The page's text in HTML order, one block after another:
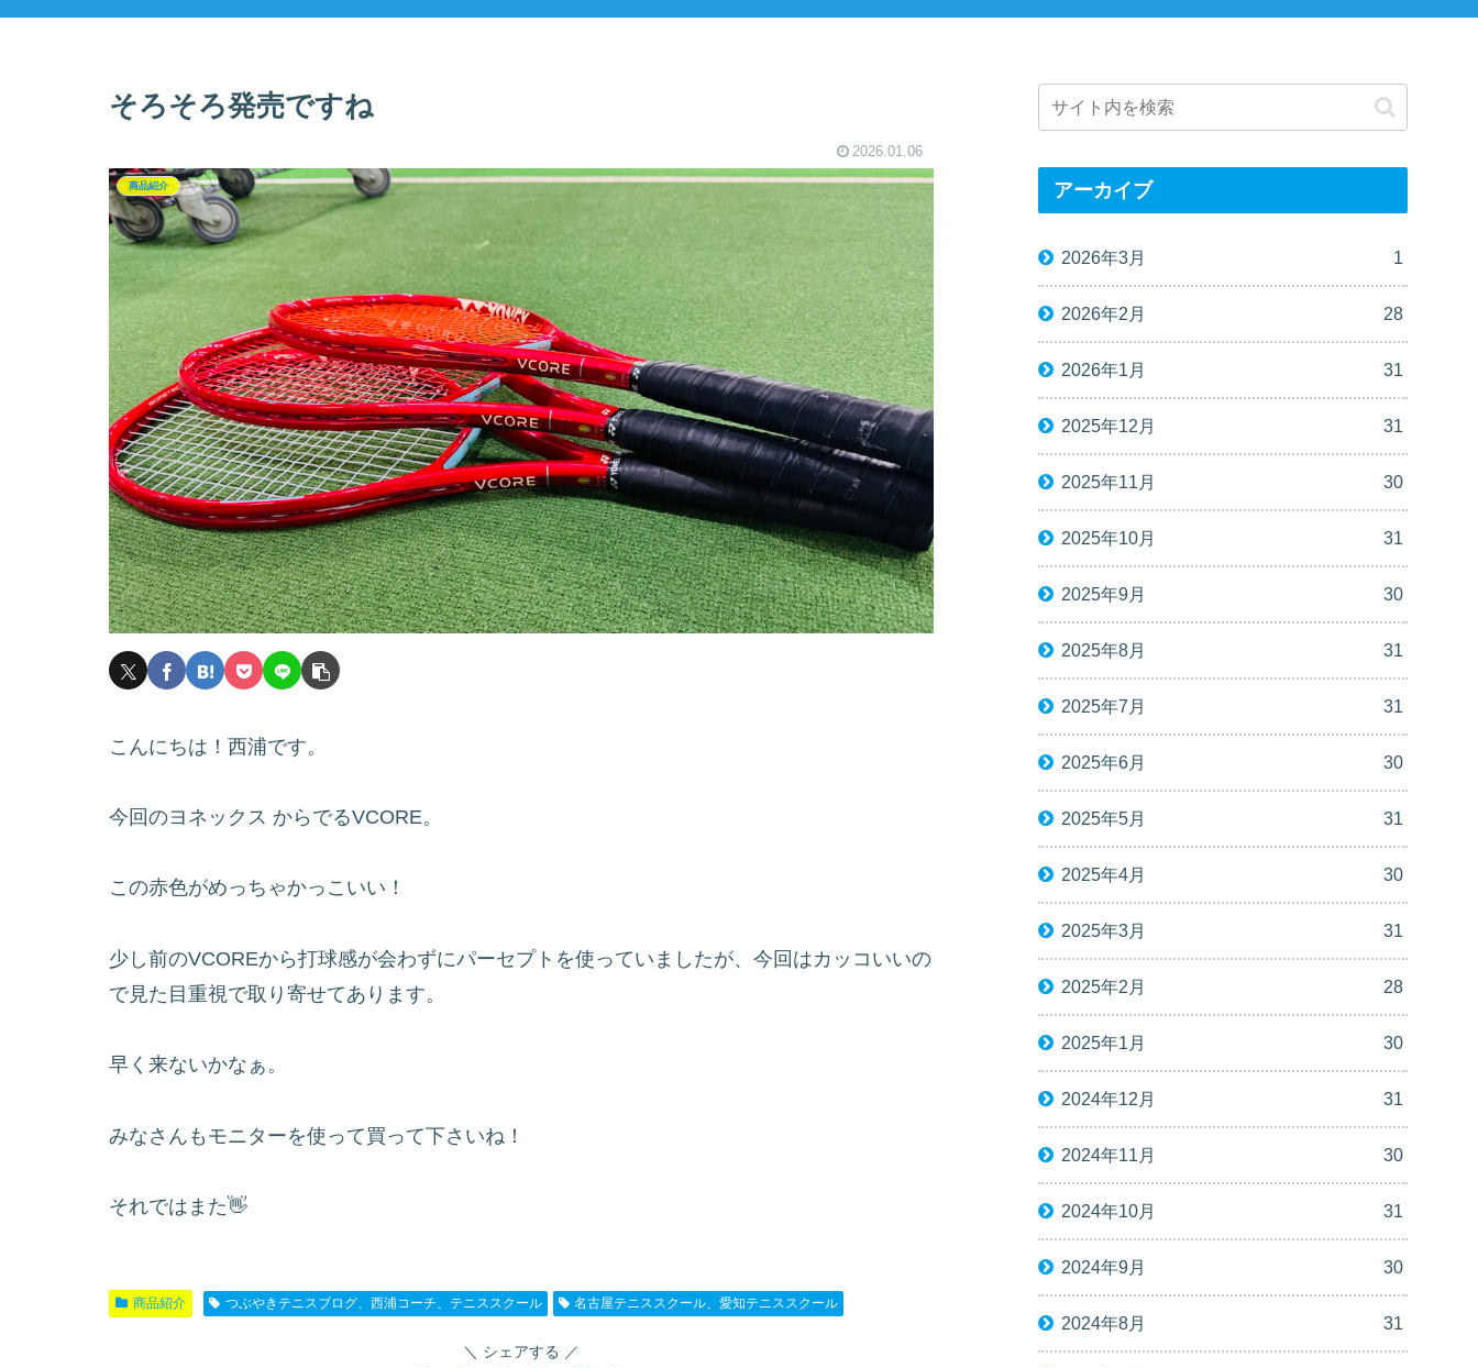
そろそろ発売ですね
2026.01.06
商品紹介
こんにちは！西浦です。
今回のヨネックス からでるVCORE。
この赤色がめっちゃかっこいい！
少し前のVCOREから打球感が会わずにパーセプトを使っていましたが、今回はカッコいいの
で見た目重視で取り寄せてあります。
早く来ないかなぁ。
みなさんもモニターを使って買って下さいね！
それではまた👋
商品紹介 つぶやきテニスブログ、西浦コーチ、テニススクール 名古屋テニススクール、愛知テニススクール
シェアする
アーカイブ
2026年3月 1
2026年2月 28
2026年1月 31
2025年12月 31
2025年11月 30
2025年10月 31
2025年9月 30
2025年8月 31
2025年7月 31
2025年6月 30
2025年5月 31
2025年4月 30
2025年3月 31
2025年2月 28
2025年1月 30
2024年12月 31
2024年11月 30
2024年10月 31
2024年9月 30
2024年8月 31